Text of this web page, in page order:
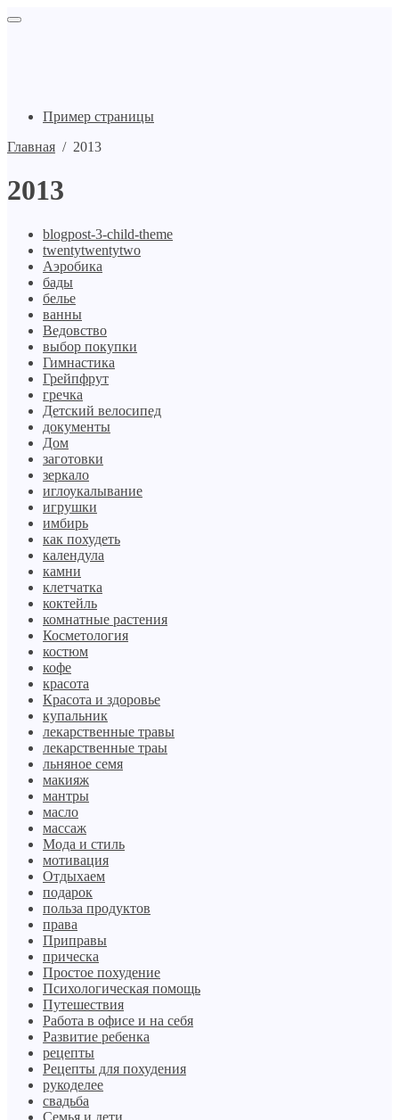
Пример страницы
Главная / 2013
2013
blogpost-3-child-theme
twentytwentytwo
Аэробика
бады
белье
ванны
Ведовство
выбор покупки
Гимнастика
Грейпфрут
гречка
Детский велосипед
документы
Дом
заготовки
зеркало
иглоукалывание
игрушки
имбирь
как похудеть
календула
камни
клетчатка
коктейль
комнатные растения
Косметология
костюм
кофе
красота
Красота и здоровье
купальник
лекарственные травы
лекарственные траы
льняное семя
макияж
мантры
масло
массаж
Мода и стиль
мотивация
Отдыхаем
подарок
польза продуктов
права
Приправы
прическа
Простое похудение
Психологическая помощь
Путешествия
Работа в офисе и на себя
Развитие ребенка
рецепты
Рецепты для похудения
рукоделее
свадьба
Семья и дети